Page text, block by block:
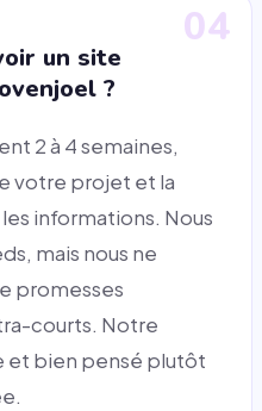
04
un site
?
2 à 4 semaines,
votre projet et la
informations. Nous
mais nous ne
promesses
courts. Notre
et bien pensé plutôt